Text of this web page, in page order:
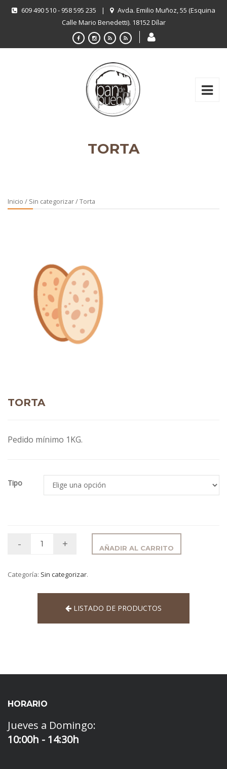
609 490 510 - 958 595 235 |
Avda. Emilio Muñoz, 55 (Esquina
Calle Mario Benedetti). 18152 Dílar
TORTA
Inicio / Sin categorizar/ Torta
TORTA
Pedido mínimo 1KG.
Tipo
AÑADIR AL CARRITO
Categoría: Sin categorizar.
LISTADO DE PRODUCTOS
HORARIO
Jueves a Domingo:
10:00h - 14:30h